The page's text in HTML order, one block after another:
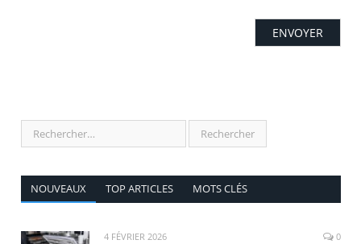
NOUVEAUX TOP ARTICLES MOTS CLÉS
4 FÉVRIER 2026 0